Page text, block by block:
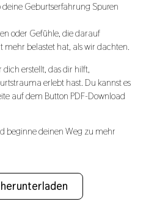
Geburtserfahrung Spuren
oder Gefühle, die darauf
mehr belastet hat, als wir dachten.
dich erstellt, das dir hilft,
erlebt hast. Du kannst es
auf dem Button PDF-Download
beginne deinen Weg zu mehr